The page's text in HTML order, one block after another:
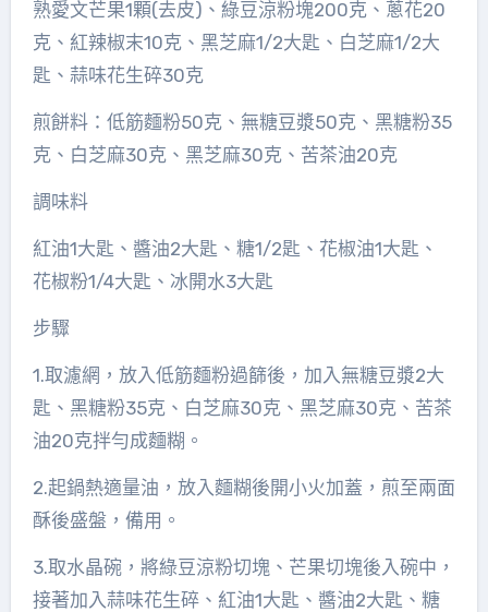
熟愛文芒果1顆(去皮)、綠豆涼粉塊200克、蔥花20
克、紅辣椒末10克、黑芝麻1/2大匙、白芝麻1/2大
匙、蒜味花生碎30克
煎餅料：低筋麵粉50克、無糖豆漿50克、黑糖粉35
克、白芝麻30克、黑芝麻30克、苦茶油20克
調味料
紅油1大匙、醬油2大匙、糖1/2匙、花椒油1大匙、
花椒粉1/4大匙、冰開水3大匙
步驟
1.取濾網，放入低筋麵粉過篩後，加入無糖豆漿2大
匙、黑糖粉35克、白芝麻30克、黑芝麻30克、苦茶
油20克拌勻成麵糊。
2.起鍋熱適量油，放入麵糊後開小火加蓋，煎至兩面
酥後盛盤，備用。
3.取水晶碗，將綠豆涼粉切塊、芒果切塊後入碗中，
接著加入蒜味花生碎、紅油1大匙、醬油2大匙、糖